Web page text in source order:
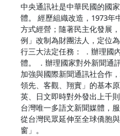
中央通訊社是中華民國的國
體。 經歷組織改造，1973年
方式經營；隨著民主化發展
例」改制為財團法人，定位
行三大法定任務： ．辦理國
體。 ．辦理國家對外新聞通
加強與國際新聞通訊社合作
領先、客觀、翔實」的基本
英、日文即時對外發出上千
台灣唯一多語文新聞媒體，
從台灣民眾延伸至全球僑胞
窗」。